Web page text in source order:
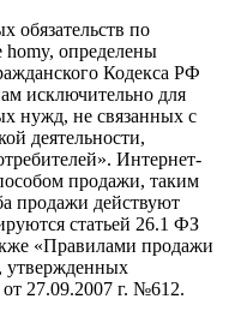
обязательств по
homy, определены
Кодекса РФ
исключительно для
нужд, не связанных с
деятельности,
Интернет-
продажи, таким
продажи действуют
статьей 26.1 ФЗ
«Правилами продажи
утвержденных
27.09.2007 г. №612.